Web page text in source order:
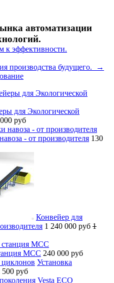
автоматизации
к эффективности.
производства будущего. →
для Экологической
руб
- от производителя 130
Конвейер для
1 240 000 руб 1
МСС 240 000 руб
Установка
500 руб